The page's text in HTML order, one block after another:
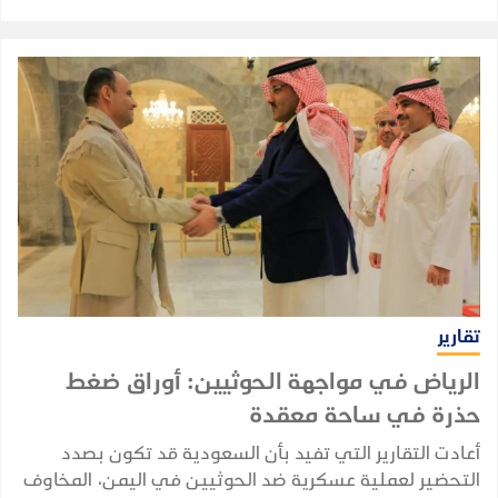
تقارير
الرياض في مواجهة الحوثيين: أوراق ضغط
حذرة في ساحة معقدة
أعادت التقارير التي تفيد بأن السعودية قد تكون بصدد
التحضير لعملية عسكرية ضد الحوثيين في اليمن، المخاوف